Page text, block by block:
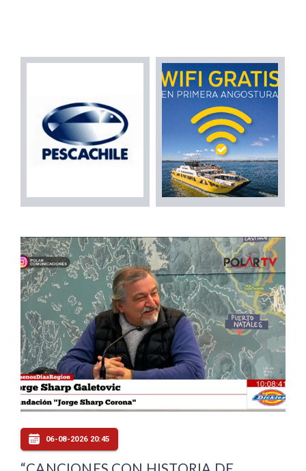
06-08-2026 20:45